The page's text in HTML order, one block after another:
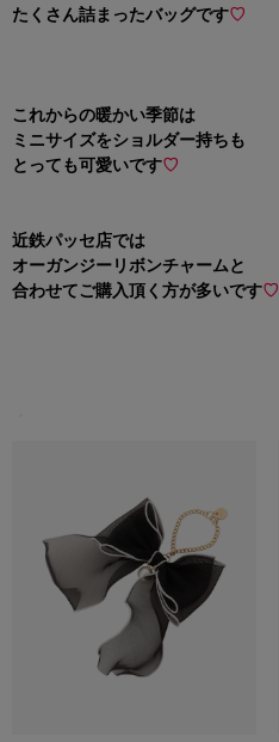
たくさん詰まったバッグです♡
これからの暖かい季節は
ミニサイズをショルダー持ちも
とっても可愛いです♡
近鉄パッセ店では
オーガンジーリボンチャームと
合わせてご購入頂く方が多いです♡